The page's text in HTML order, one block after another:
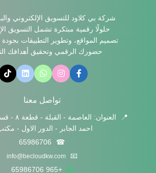
شركة بي كلاود للتسويق الإلكتروني
حلولًا رقمية مبتكرة تشمل التسويق
تصميم المواقع، وتطوير التطبيقات بجودة
حضورك الرقمي وتحقيق أهدافك
تواصل معنا
📍
احمد الجابر - الدور الاول - مكتب
☎
65986706
📧
info@becloudkw.com
+965 65986706